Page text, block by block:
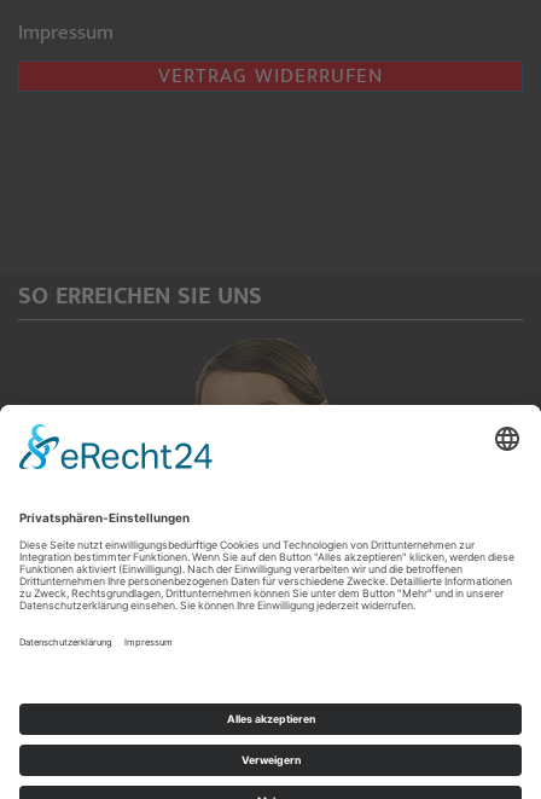
Impressum
VERTRAG WIDERRUFEN
SO ERREICHEN SIE UNS
Servicetelefon